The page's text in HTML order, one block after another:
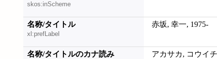
skos:inScheme
名称/タイトル
xl:prefLabel
赤坂, 幸一, 1975-
名称/タイトルのカナ読み アカサカ, コウイ